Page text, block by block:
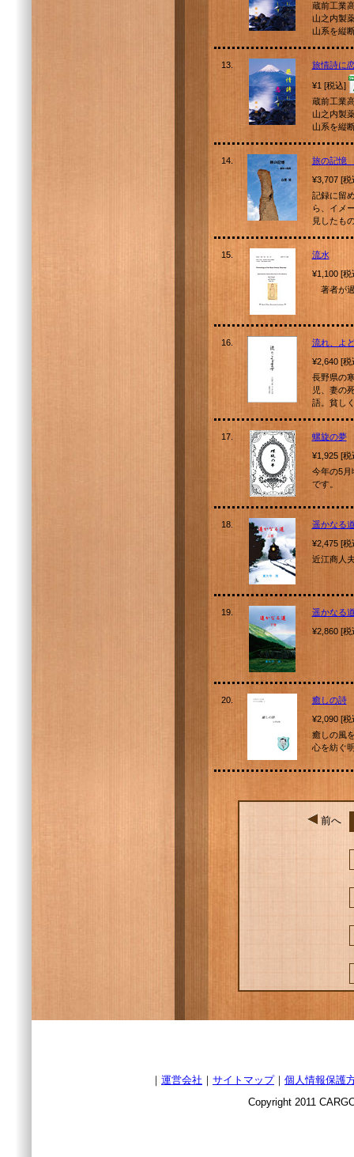
蔵前工業
山之内製
山系を縦
13. 旅情詩に
¥1 [税込]
蔵前工業
山之内製
山系を縦
14.
旅の記憶
¥3,707 [
記録に留
ら、イメ
見したも
15.
流水
¥1,100 [
著者が
16.
流れ、よ
¥2,640 [
長野県の
児、妻の
語。貧し
17.
螺旋の夢
¥1,925 [
今年の5月
です。
18.
遥かなる
¥2,475 [
近江商人
19.
遥かなる
¥2,860 [
20.
癒しの詩
¥2,090 [
癒しの風
心を紡ぐ
前へ
｜ 運営会社 ｜ サイトマップ｜ 個人情報保護
Copyright 2011